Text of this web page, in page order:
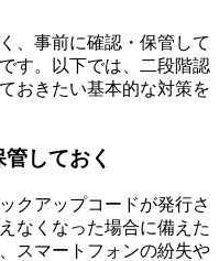
、事前に確認・保管して
す。以下では、二段階認
おきたい基本的な対策を
しておく
クアップコードが発行さ
なくなった場合に備えた
スマートフォンの紛失や